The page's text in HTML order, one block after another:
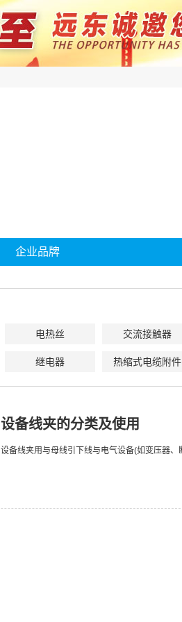
企业品牌
电热丝 交流接触器
继电器 热缩式电缆附件
设备线夹的分类及使用
设备线夹用与母线引下线与电气设备(如变压器、